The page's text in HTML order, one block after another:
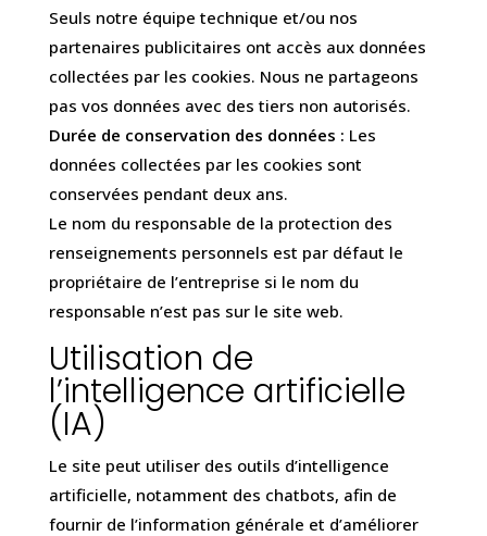
Seuls notre équipe technique et/ou nos
partenaires publicitaires ont accès aux données
collectées par les cookies. Nous ne partageons
pas vos données avec des tiers non autorisés.
Durée de conservation des données : Les
données collectées par les cookies sont
conservées pendant deux ans.
Le nom du responsable de la protection des
renseignements personnels est par défaut le
propriétaire de l’entreprise si le nom du
responsable n’est pas sur le site web.
Utilisation de
l’intelligence artificielle
(IA)
Le site peut utiliser des outils d’intelligence
artificielle, notamment des chatbots, afin de
fournir de l’information générale et d’améliorer